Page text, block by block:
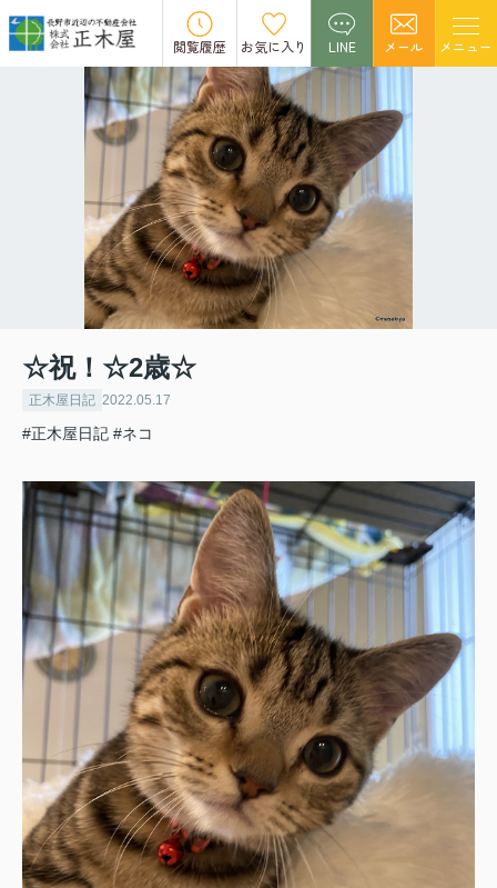
閲覧履歴 お気に入り LINE メール メニュー
☆祝！☆2歳☆
正木屋日記 2022.05.17
#正木屋日記 #ネコ